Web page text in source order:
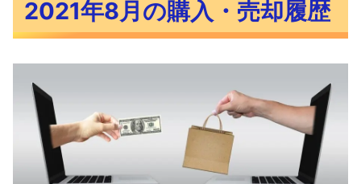
2021年8月の積立投資（投資信託）
2021年8月に購入した米国ETF
2021年8月に購入した米国株
2021年8月に売却した米国株
2021年8月の購入・売却履歴